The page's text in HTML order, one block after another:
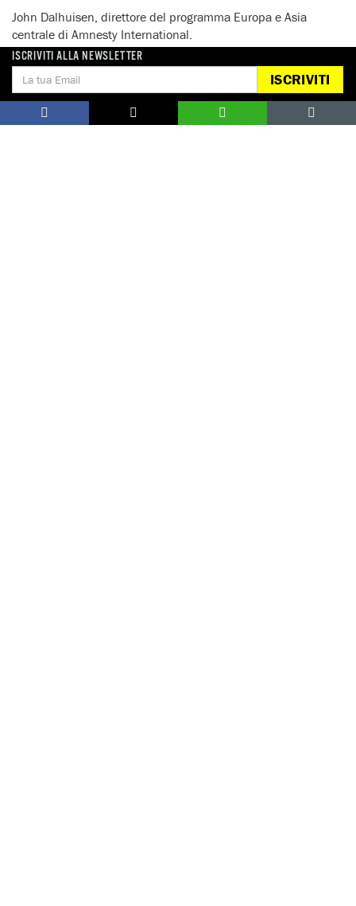
John Dalhuisen, direttore del programma Europa e Asia
centrale di Amnesty International.
ISCRIVITI ALLA NEWSLETTER
ISCRIVITI